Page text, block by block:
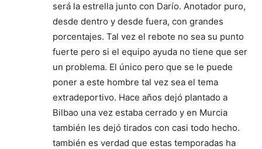
será la estrella junto con Darío. Anotador puro,
desde dentro y desde fuera, con grandes
porcentajes. Tal vez el rebote no sea su punto
fuerte pero si el equipo ayuda no tiene que ser
un problema. El único pero que se le puede
poner a este hombre tal vez sea el tema
extradeportivo. Hace años dejó plantado a
Bilbao una vez estaba cerrado y en Murcia
también les dejó tirados con casi todo hecho.
también es verdad que estas temporadas ha